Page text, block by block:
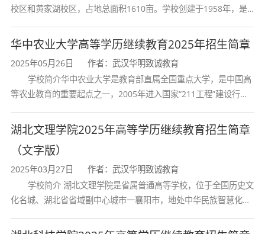
校区和黄家湖校区，占地总面积1610亩。学校创建于1958年，是
育和最早开办中医研究
华中农业大学高等学历继续教育2025年招生简章
2025年05月26日
作者：武汉华明致诚教育
学校简介华中农业大学是教育部直属全国重点大学，是中国高
等农业教育的重要起点之一，2005年进入国家“211工程”建设行
首轮“双一流”成效
湖北文理学院2025年高等学历继续教育招生简章
（文字版）
2025年03月27日
作者：武汉华明致诚教育
学校简介 湖北文理学院是省属普通高等学校，位于全国历史文
化名城、湖北省省域副中心城市一襄阳市，地处中华民族智慧化身
学校、全国普通